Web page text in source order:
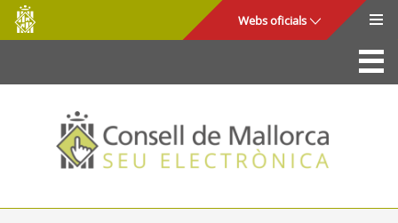
Salta al contingut principal
Consell
de
Mallorca
Webs oficials
La Seu
Consell de Mallorca
Accés i seguretat
Utilitats